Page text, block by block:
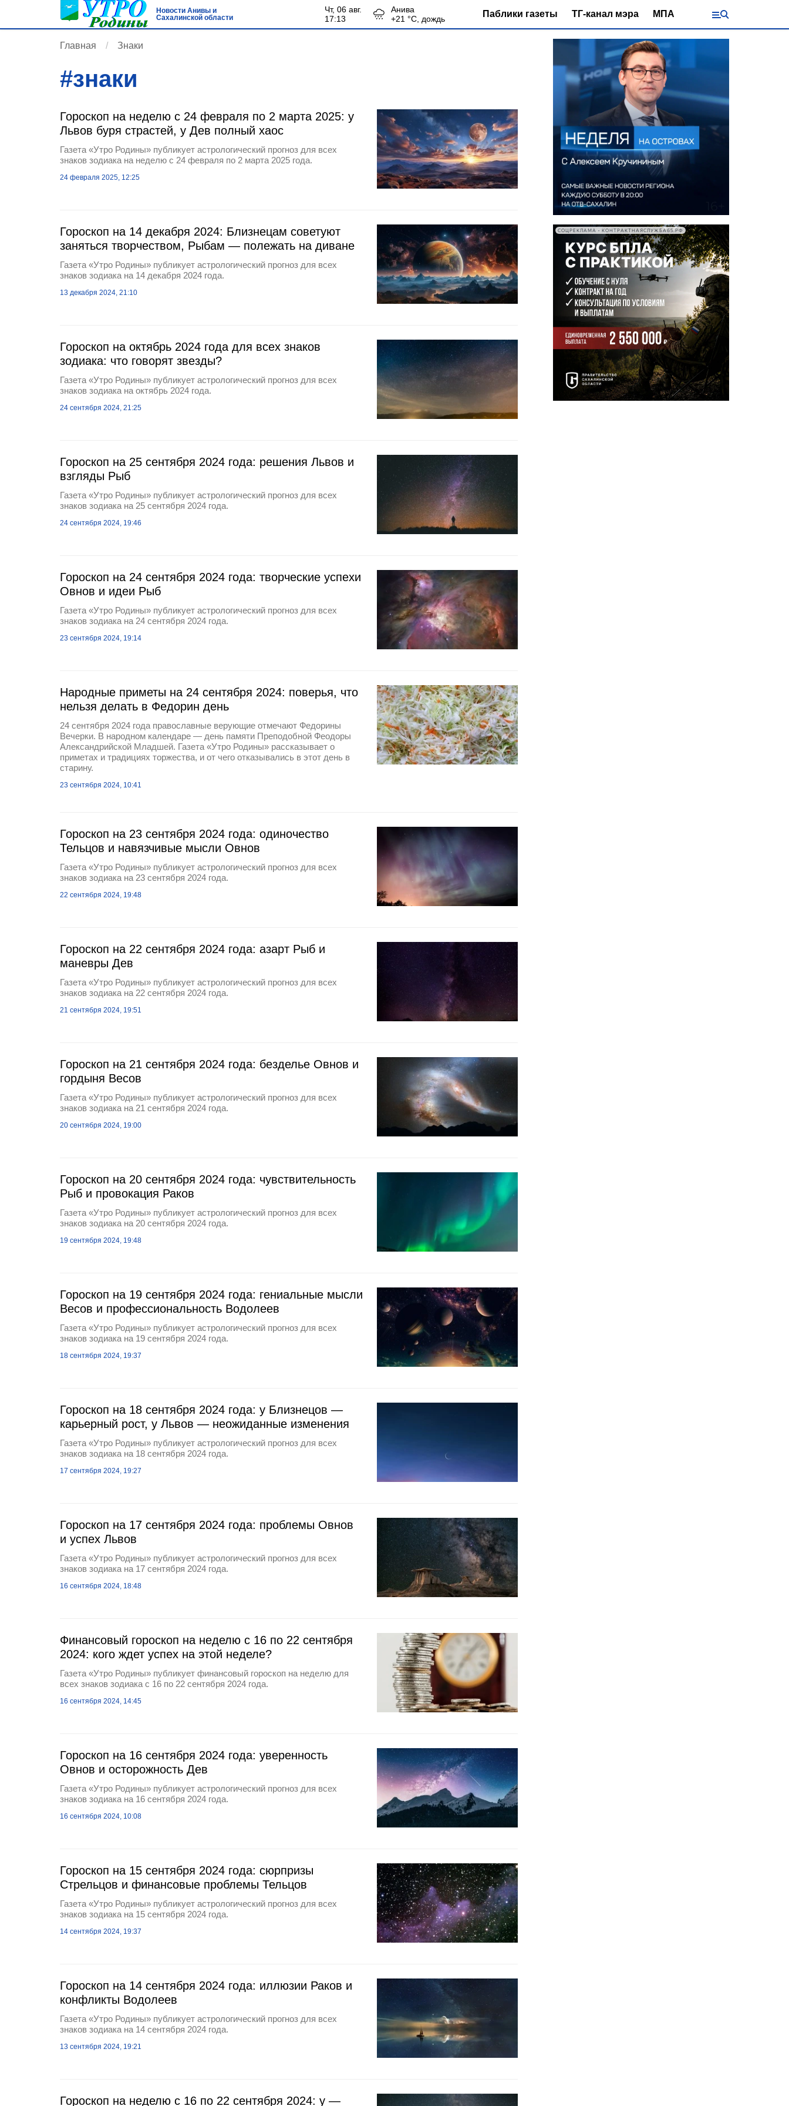
Новости Анивы и
Сахалинской области
чт, 06 авг.
17:13
Анива
+21 °С, дождь Паблики газеты ТГ-канал мэра МПА
Главная Знаки
#знаки
Гороскоп на неделю с 24 февраля по 2 марта 2025: у
Львов буря страстей, у Дев полный хаос
Газета «Утро Родины» публикует астрологический прогноз для всех
знаков зодиака на неделю с 24 февраля по 2 марта 2025 года.
24 февраля 2025, 12:25
Гороскоп на 14 декабря 2024: Близнецам советуют
заняться творчеством, Рыбам — полежать на диване
Газета «Утро Родины» публикует астрологический прогноз для всех
знаков зодиака на 14 декабря 2024 года.
13 декабря 2024, 21:10
Гороскоп на октябрь 2024 года для всех знаков
зодиака: что говорят звезды?
Газета «Утро Родины» публикует астрологический прогноз для всех
знаков зодиака на октябрь 2024 года.
24 сентября 2024, 21:25
Гороскоп на 25 сентября 2024 года: решения Львов и
взгляды Рыб
Газета «Утро Родины» публикует астрологический прогноз для всех
знаков зодиака на 25 сентября 2024 года.
24 сентября 2024, 19:46
Гороскоп на 24 сентября 2024 года: творческие успехи
Овнов и идеи Рыб
Газета «Утро Родины» публикует астрологический прогноз для всех
знаков зодиака на 24 сентября 2024 года.
23 сентября 2024, 19:14
Народные приметы на 24 сентября 2024: поверья, что
нельзя делать в Федорин день
24 сентября 2024 года православные верующие отмечают Федорины
Вечерки. В народном календаре — день памяти Преподобной Феодоры
Александрийской Младшей. Газета «Утро Родины» рассказывает о
приметах и традициях торжества, и от чего отказывались в этот день в
старину.
23 сентября 2024, 10:41
Гороскоп на 23 сентября 2024 года: одиночество
Тельцов и навязчивые мысли Овнов
Газета «Утро Родины» публикует астрологический прогноз для всех
знаков зодиака на 23 сентября 2024 года.
22 сентября 2024, 19:48
Гороскоп на 22 сентября 2024 года: азарт Рыб и
маневры Дев
Газета «Утро Родины» публикует астрологический прогноз для всех
знаков зодиака на 22 сентября 2024 года.
21 сентября 2024, 19:51
Гороскоп на 21 сентября 2024 года: безделье Овнов и
гордыня Весов
Газета «Утро Родины» публикует астрологический прогноз для всех
знаков зодиака на 21 сентября 2024 года.
20 сентября 2024, 19:00
Гороскоп на 20 сентября 2024 года: чувствительность
Рыб и провокация Раков
Газета «Утро Родины» публикует астрологический прогноз для всех
знаков зодиака на 20 сентября 2024 года.
19 сентября 2024, 19:48
Гороскоп на 19 сентября 2024 года: гениальные мысли
Весов и профессиональность Водолеев
Газета «Утро Родины» публикует астрологический прогноз для всех
знаков зодиака на 19 сентября 2024 года.
18 сентября 2024, 19:37
Гороскоп на 18 сентября 2024 года: у Близнецов —
карьерный рост, у Львов — неожиданные изменения
Газета «Утро Родины» публикует астрологический прогноз для всех
знаков зодиака на 18 сентября 2024 года.
17 сентября 2024, 19:27
Гороскоп на 17 сентября 2024 года: проблемы Овнов
и успех Львов
Газета «Утро Родины» публикует астрологический прогноз для всех
знаков зодиака на 17 сентября 2024 года.
16 сентября 2024, 18:48
Финансовый гороскоп на неделю с 16 по 22 сентября
2024: кого ждет успех на этой неделе?
Газета «Утро Родины» публикует финансовый гороскоп на неделю для
всех знаков зодиака с 16 по 22 сентября 2024 года.
16 сентября 2024, 14:45
Гороскоп на 16 сентября 2024 года: уверенность
Овнов и осторожность Дев
Газета «Утро Родины» публикует астрологический прогноз для всех
знаков зодиака на 16 сентября 2024 года.
16 сентября 2024, 10:08
Гороскоп на 15 сентября 2024 года: сюрпризы
Стрельцов и финансовые проблемы Тельцов
Газета «Утро Родины» публикует астрологический прогноз для всех
знаков зодиака на 15 сентября 2024 года.
14 сентября 2024, 19:37
Гороскоп на 14 сентября 2024 года: иллюзии Раков и
конфликты Водолеев
Газета «Утро Родины» публикует астрологический прогноз для всех
знаков зодиака на 14 сентября 2024 года.
13 сентября 2024, 19:21
Гороскоп на неделю с 16 по 22 сентября 2024: у —
СОЦРЕКЛАМА • КОНТРАКТНАЯСЛУЖБА65.РФ